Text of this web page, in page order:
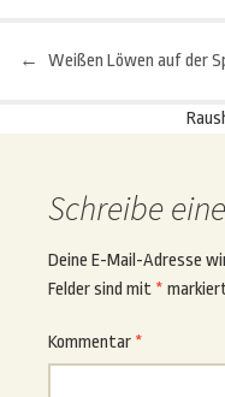
← Weißen Löwen auf der
Schreibe
Deine E-Mail-Adresse
Felder sind mit *
Kommentar *